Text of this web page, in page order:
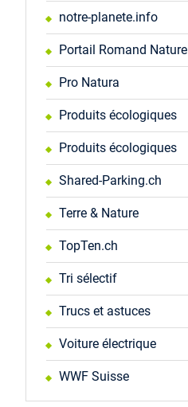
notre-planete.info
Portail Romand Nature
Pro Natura
Produits écologiques
Produits écologiques
Shared-Parking.ch
Terre & Nature
TopTen.ch
Tri sélectif
Trucs et astuces
Voiture électrique
WWF Suisse